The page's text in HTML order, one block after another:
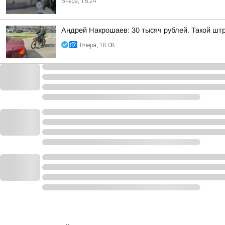
Андрей Накрошаев: 30 тысяч рублей. Такой
Вчера, 18:08